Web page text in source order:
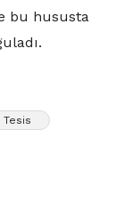
bu hususta
Tesis